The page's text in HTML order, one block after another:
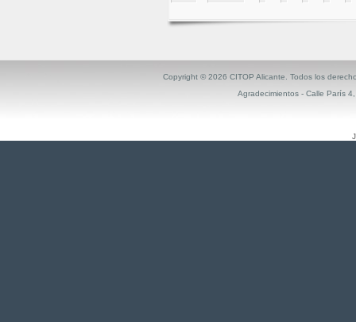
Copyright ©2026 CITOP Alicante. Todos los
Agradecimientos - Calle París